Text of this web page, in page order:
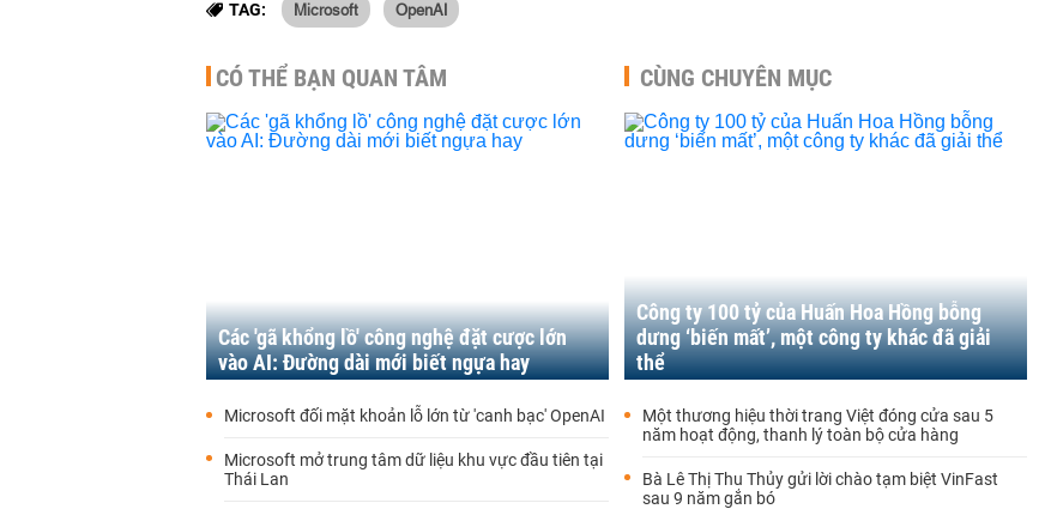
TAG: Microsoft OpenAI
CÓ THỂ BẠN QUAN TÂM
Các 'gã khổng lồ' công nghệ đặt cược lớn
vào AI: Đường dài mới biết ngựa hay
Microsoft đối mặt khoản lỗ lớn từ 'canh bạc' OpenAI
Microsoft mở trung tâm dữ liệu khu vực đầu tiên tại
Thái Lan
CÙNG CHUYÊN MỤC
Công ty 100 tỷ của Huấn Hoa Hồng bỗng
dưng ‘biến mất’, một công ty khác đã giải
thể
Một thương hiệu thời trang Việt đóng cửa sau 5
năm hoạt động, thanh lý toàn bộ cửa hàng
Bà Lê Thị Thu Thủy gửi lời chào tạm biệt VinFast
sau 9 năm gắn bó